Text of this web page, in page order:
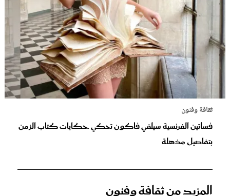
ثقافة وفنون
فساتين الفرنسية سيلفي فاكون تحكي حكايات كتاب الزمن
بتفاصيل مذهلة
المزيد من ثقافة وفنون